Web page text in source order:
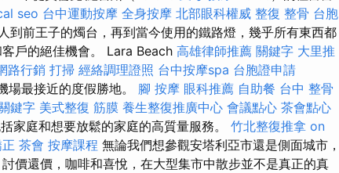
seo 台中運動按摩 全身按摩 北部眼科權威 整復 整骨 台胞
到前王子的燭台，再到當今使用的鐵路燈，幾乎所有東西都
戶的絕佳機會。 Lara Beach 高雄律師推薦 關鍵字 大里推
路行銷 打掃 經絡調理證照 台中按摩spa 台胞證申請
最接近的度假勝地。 腳 按摩 眼科推薦 自助餐 台中 整骨
鍵字 美式整復 筋膜 養生整復推廣中心 會議點心 茶會點心
家庭和想要放鬆的家庭的高質量服務。 竹北整復推拿 on
茶會 按摩課程 無論我們想參觀安塔利亞市還是側面城市，
價還價，咖啡和喜悅，在大型集市中散步並不是真正的真